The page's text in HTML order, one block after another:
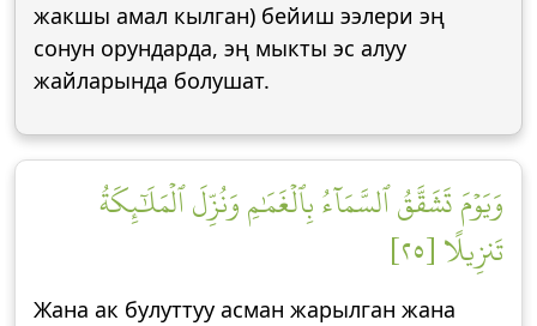
жакшы амал кылган) бейиш ээлери эң
сонун орундарда, эң мыкты эс алуу
жайларында болушат.
وَيَوۡمَ تَشَقَّقُ ٱلسَّمَآءُ بِٱلۡغَمَٰمِ وَنُزِّلَ ٱلۡمَلَٰٓئِكَةُ
تَنزِيلًا [٢٥]
Жана ак булуттуу асман жарылган жана